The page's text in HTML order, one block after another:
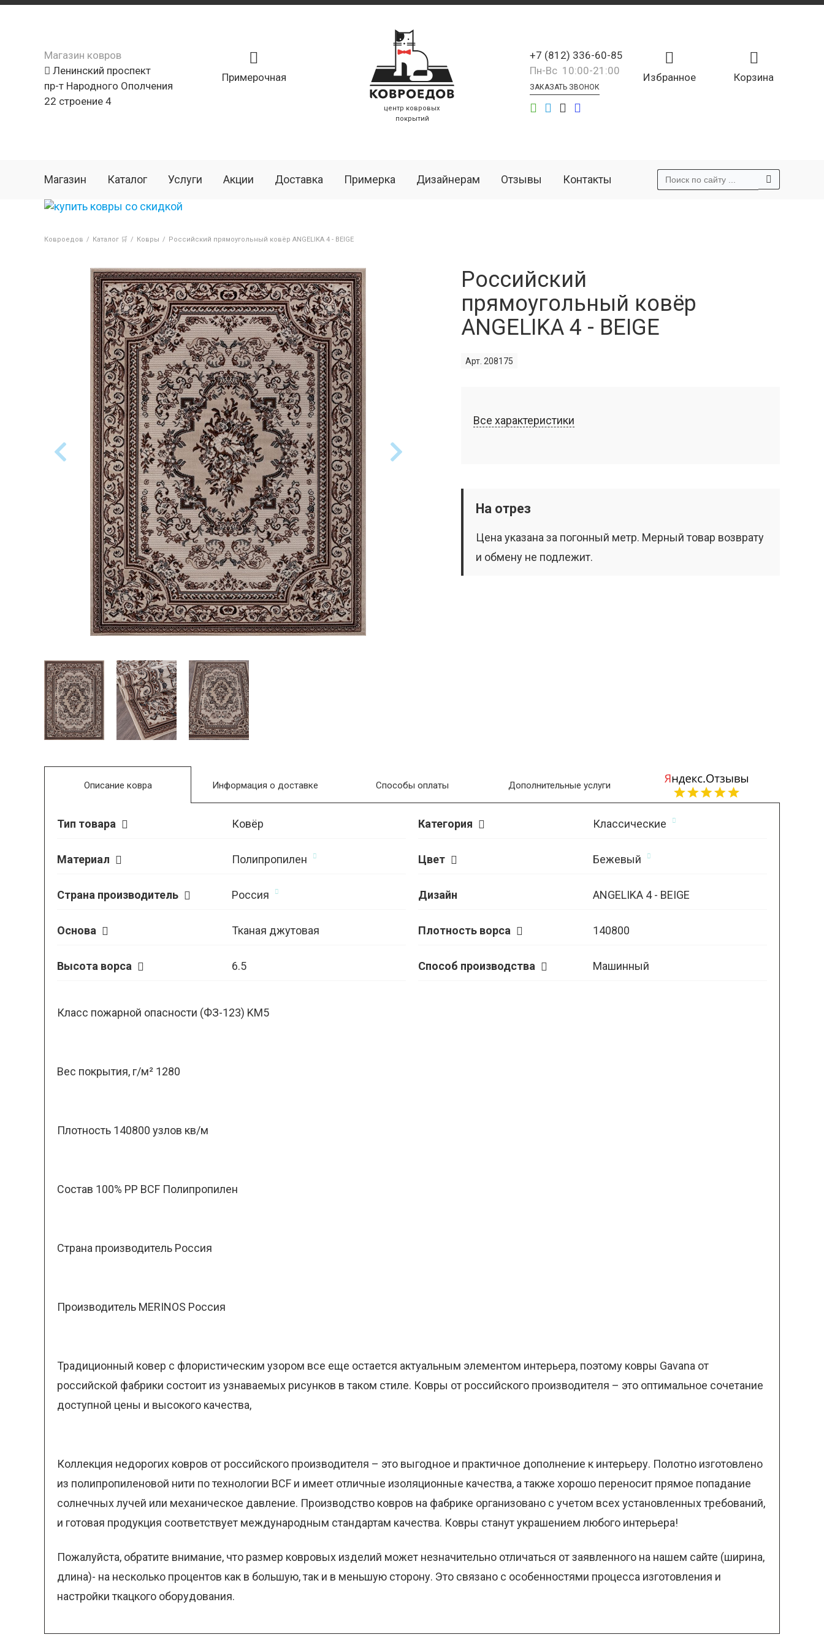
Магазин ковров
Ленинский проспект
пр-т Народного Ополчения
22 строение 4
Примерочная
центр ковровых
покрытий
Корзина
Избранное
+7 (812) 336-60-85
Пн-Вс 10:00-21:00
ЗАКАЗАТЬ ЗВОНОК
Магазин Каталог Услуги Акции Доставка Примерка Дизайнерам Отзывы Контакты
Ковроедов / Каталог 🛒 / Ковры / Российский прямоугольный ковёр ANGELIKA 4 - BEIGE
Российский
прямоугольный ковёр
ANGELIKA 4 - BEIGE
Арт. 208175
Все характеристики
На отрез
Цена указана за погонный метр. Мерный товар возврату
и обмену не подлежит.
Описание ковра
Тип товара Ковёр Категория Классические
Материал Полипропилен Цвет Бежевый
Страна производитель Россия Дизайн ANGELIKA 4 - BEIGE
Основа Тканая джутовая Плотность ворса 140800
Высота ворса 6.5 Способ производства Машинный
Класс пожарной опасности (ФЗ-123) KM5
Вес покрытия, г/м² 1280
Плотность 140800 узлов кв/м
Состав 100% PP BCF Полипропилен
Страна производитель Россия
Производитель MERINOS Россия
Традиционный ковер с флористическим узором все еще остается актуальным элементом интерьера, поэтому ковры Gavana от
российской фабрики состоит из узнаваемых рисунков в таком стиле. Ковры от российского производителя – это оптимальное сочетание
доступной цены и высокого качества,
Коллекция недорогих ковров от российского производителя – это выгодное и практичное дополнение к интерьеру. Полотно изготовлено
из полипропиленовой нити по технологии BCF и имеет отличные изоляционные качества, а также хорошо переносит прямое попадание
солнечных лучей или механическое давление. Производство ковров на фабрике организовано с учетом всех установленных требований,
и готовая продукция соответствует международным стандартам качества. Ковры станут украшением любого интерьера!
Пожалуйста, обратите внимание, что размер ковровых изделий может незначительно отличаться от заявленного на нашем сайте (ширина,
длина)- на несколько процентов как в большую, так и в меньшую сторону. Это связано с особенностями процесса изготовления и
настройки ткацкого оборудования.
Информация о доставке Способы оплаты Дополнительные услуги